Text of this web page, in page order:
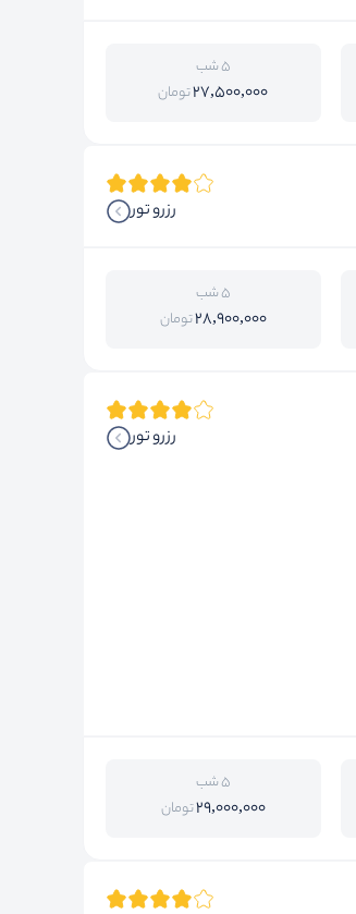
5 شب
27,500,000تومان
رزرو تور
5 شب
28,900,000تومان
رزرو تور
5 شب
29,000,000تومان